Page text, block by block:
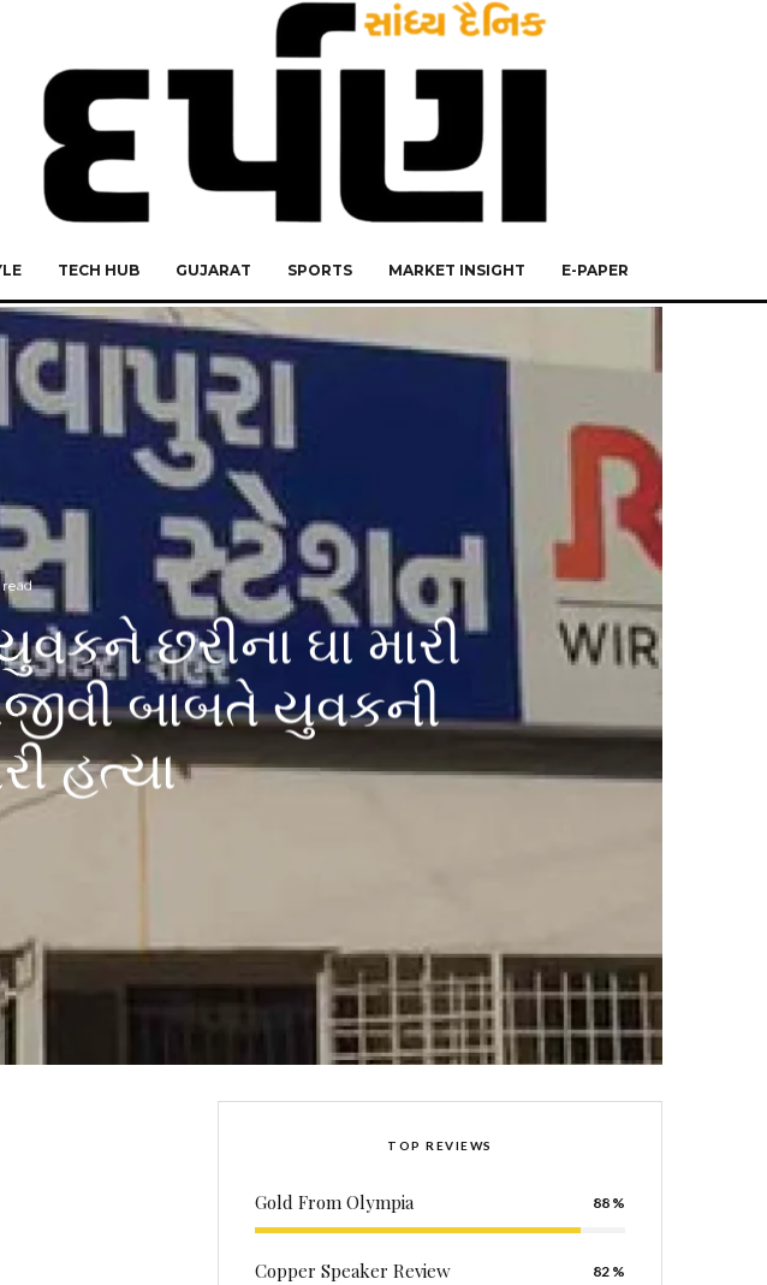
TECH HUB GUJARAT SPORTS MARKET INSIGHT E-PAPER
છરીના ઘા મારી
બાબતે યુવકની
હત્યા
TOP REVIEWS
Gold From Olympia 88
Copper Speaker Review 82